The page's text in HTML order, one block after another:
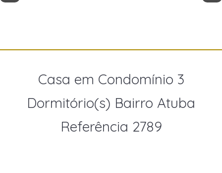
Casa em Condomínio 3
Dormitório(s) Bairro Atuba
Referência 2789